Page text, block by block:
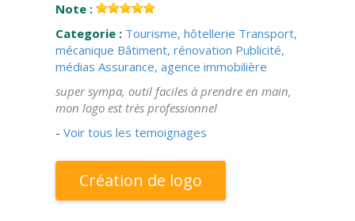
Note :
Categorie : Tourisme, hôtellerie Transport,
mécanique Bâtiment, rénovation Publicité,
médias Assurance, agence immobilière
super sympa, outil faciles à prendre en main,
mon logo est très professionnel
- Voir tous les temoignages
Création de logo